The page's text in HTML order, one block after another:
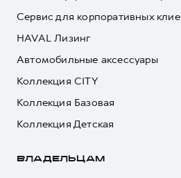
Сервис для корпоративных
HAVAL Лизинг
Автомобильные аксессуары
Коллекция CITY
Коллекция Базовая
Коллекция Детская
ВЛАДЕЛЬЦАМ